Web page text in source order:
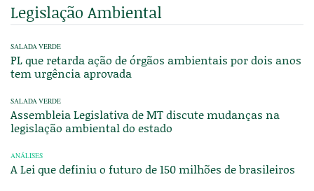
Legislação Ambiental
SALADA VERDE
PL que retarda ação de órgãos ambientais por dois anos
tem urgência aprovada
SALADA VERDE
Assembleia Legislativa de MT discute mudanças na
legislação ambiental do estado
ANÁLISES
A Lei que definiu o futuro de 150 milhões de brasileiros